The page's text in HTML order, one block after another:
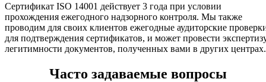
Сертификат ISO 14001 действует 3 года при условии
прохождения ежегодного надзорного контроля. Мы также
проводим для своих клиентов ежегодные аудиторские
для подтверждения сертификатов, и может провести
легитимности документов, полученных вами в других центрах.
Часто задаваемые вопросы